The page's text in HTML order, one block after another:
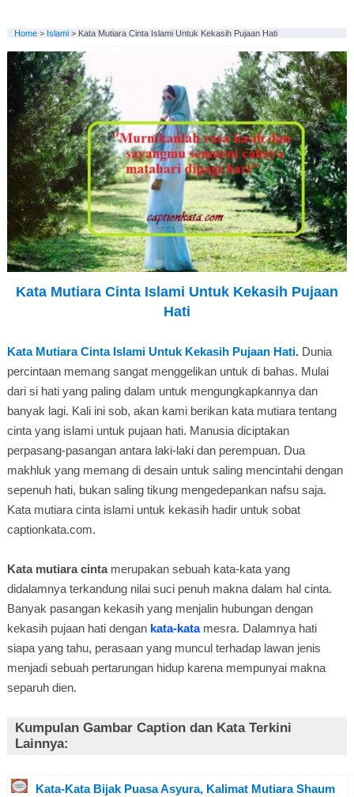
Home> Islami> Kata Mutiara Cinta Islami Untuk Kekasih Pujaan Hati
Kata Mutiara Cinta Islami Untuk Kekasih Pujaan
Hati
Kata Mutiara Cinta Islami Untuk Kekasih Pujaan Hati. Dunia
percintaan memang sangat menggelikan untuk di bahas. Mulai
dari si hati yang paling dalam untuk mengungkapkannya dan
banyak lagi. Kali ini sob, akan kami berikan kata mutiara tentang
cinta yang islami untuk pujaan hati. Manusia diciptakan
perpasang-pasangan antara laki-laki dan perempuan. Dua
makhluk yang memang di desain untuk saling mencintahi dengan
sepenuh hati, bukan saling tikung mengedepankan nafsu saja.
Kata mutiara cinta islami untuk kekasih hadir untuk sobat
captionkata.com.
Kata mutiara cintamerupakan sebuah kata-kata yang
didalamnya terkandung nilai suci penuh makna dalam hal cinta.
Banyak pasangan kekasih yang menjalin hubungan dengan
kekasih pujaan hati dengan kata-kata mesra. Dalamnya hati
siapa yang tahu, perasaan yang muncul terhadap lawan jenis
menjadi sebuah pertarungan hidup karena mempunyai makna
separuh dien.
Kumpulan Gambar Caption dan Kata Terkini
Lainnya:
Kata-Kata Bijak Puasa Asyura, Kalimat Mutiara Shaum